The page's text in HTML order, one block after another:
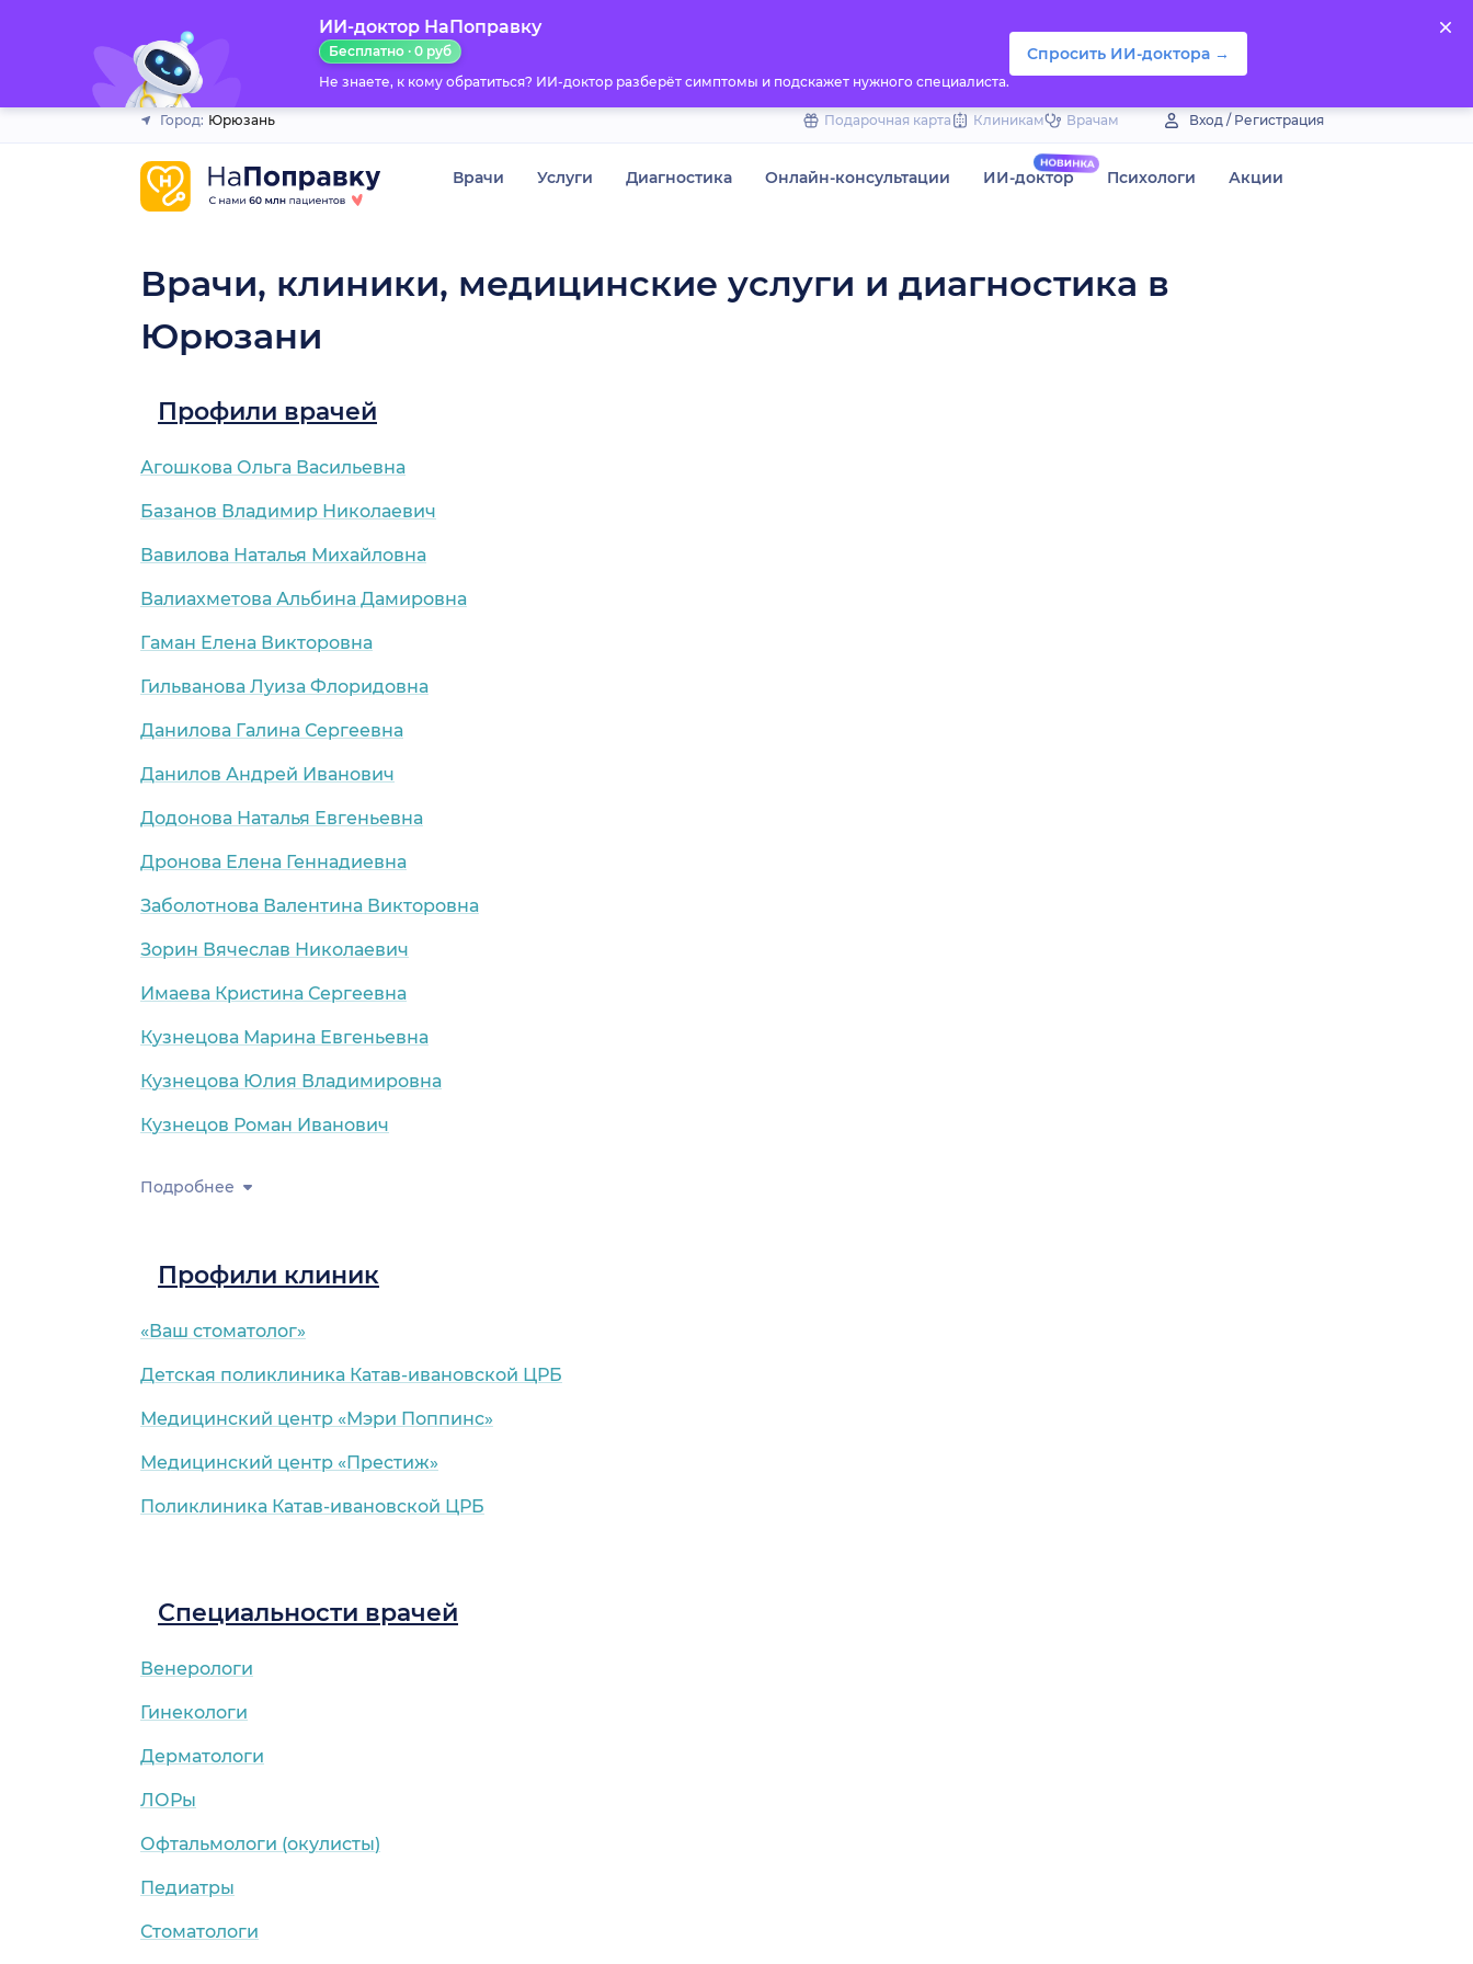
ИИ-доктор НаПоправку
Бесплатно · 0 руб
Не знаете, к кому обратиться? ИИ-доктор разберёт симптомы и подскажет нужного специалиста.
Спросить ИИ-доктора →
Город: Юрюзань Подарочная карта Клиникам Врачам Вход / Регистрация
Врачи Услуги Диагностика Онлайн-консультации ИИ-доктор Психологи Акции
Врачи, клиники, медицинские услуги и диагностика в
Юрюзани
Профили врачей
Агошкова Ольга Васильевна
Базанов Владимир Николаевич
Вавилова Наталья Михайловна
Валиахметова Альбина Дамировна
Гаман Елена Викторовна
Гильванова Луиза Флоридовна
Данилова Галина Сергеевна
Данилов Андрей Иванович
Додонова Наталья Евгеньевна
Дронова Елена Геннадиевна
Заболотнова Валентина Викторовна
Зорин Вячеслав Николаевич
Имаева Кристина Сергеевна
Кузнецова Марина Евгеньевна
Кузнецова Юлия Владимировна
Кузнецов Роман Иванович
Подробнее
Профили клиник
«Ваш стоматолог»
Детская поликлиника Катав-ивановской ЦРБ
Медицинский центр «Мэри Поппинс»
Медицинский центр «Престиж»
Поликлиника Катав-ивановской ЦРБ
Специальности врачей
Венерологи
Гинекологи
Дерматологи
ЛОРы
Офтальмологи (окулисты)
Педиатры
Стоматологи